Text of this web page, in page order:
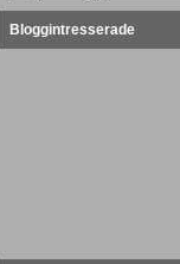
Bloggintresserade